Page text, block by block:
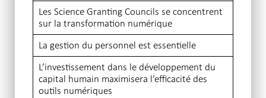
Les Science Granting Councils se concentrent
sur la transformation numérique
La gestion du personnel est essentielle
L’investissement dans le développement du
capital humain maximisera l’efficacité des
outils numériques